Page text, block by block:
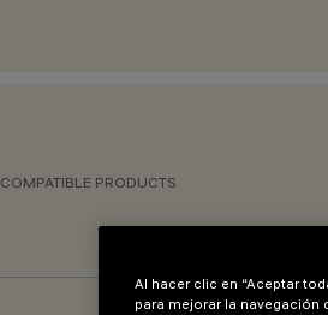
COMPATIBLE PRODUCTS
Al hacer clic en “Aceptar
para mejorar la